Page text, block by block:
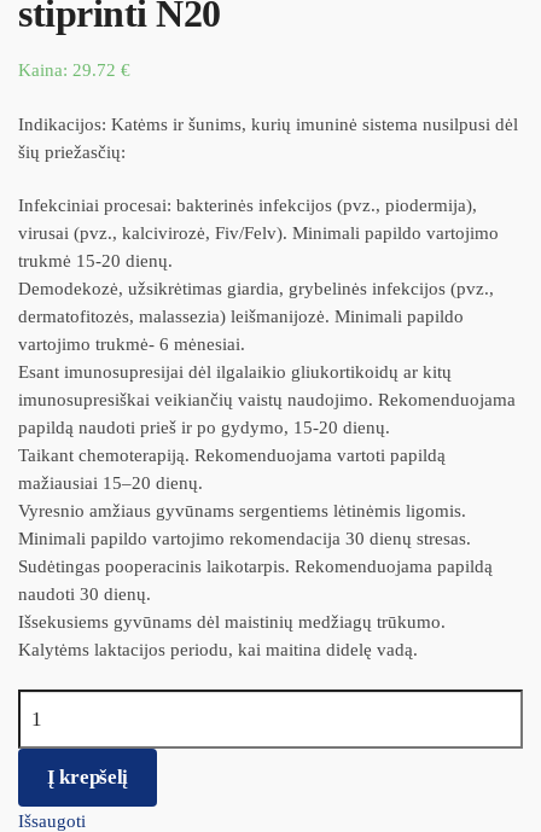
stiprinti N20
Kaina: 29.72 €
Indikacijos: Katėms ir šunims, kurių imuninė sistema nusilpusi dėl
šių priežasčių:
Infekciniai procesai: bakterinės infekcijos (pvz., piodermija),
virusai (pvz., kalcivirozė, Fiv/Felv). Minimali papildo vartojimo
trukmė 15-20 dienų.
Demodekozė, užsikrėtimas giardia, grybelinės infekcijos (pvz.,
dermatofitozės, malassezia) leišmanijozė. Minimali papildo
vartojimo trukmė- 6 mėnesiai.
Esant imunosupresijai dėl ilgalaikio gliukortikoidų ar kitų
imunosupresiškai veikiančių vaistų naudojimo. Rekomenduojama
papildą naudoti prieš ir po gydymo, 15-20 dienų.
Taikant chemoterapiją. Rekomenduojama vartoti papildą
mažiausiai 15–20 dienų.
Vyresnio amžiaus gyvūnams sergentiems lėtinėmis ligomis.
Minimali papildo vartojimo rekomendacija 30 dienų stresas.
Sudėtingas pooperacinis laikotarpis. Rekomenduojama papildą
naudoti 30 dienų.
Išsekusiems gyvūnams dėl maistinių medžiagų trūkumo.
Kalytėms laktacijos periodu, kai maitina didelę vadą.
Į krepšelį
Išsaugoti